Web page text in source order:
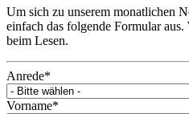
Um sich zu unserem monatlichen
einfach das folgende Formular
beim Lesen.
Anrede*
Vorname*